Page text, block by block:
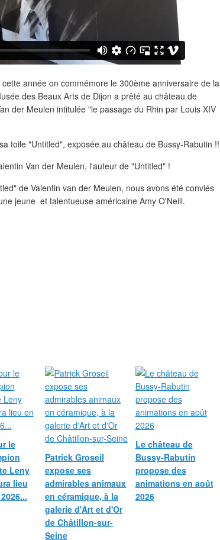
année on commémore le 300ème anniversaire de la
des Beaux Arts de Dijon a prêté au château de
der Meulen intitulée "le passage du Rhin par Louis XIV
Van der Meulen, l'auteur de "Untitled" !
de Valentin van der Meulen, nous avons été conviés
jeune et talentueuse américaine Amy O'Neill.
le
Leny
lieu
Patrick Groseil
expose ses
admirables animaux
en céramique, à la
galerie d'Art et d'Or
de Châtillon-sur-
Seine
Le château de
Bussy-Rabutin
propose des
animations en août
2026